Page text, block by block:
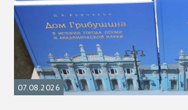
07.08.2026